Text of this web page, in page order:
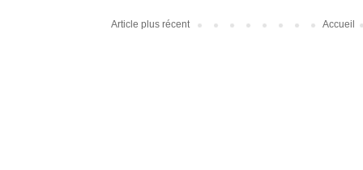
Article plus récent Accueil